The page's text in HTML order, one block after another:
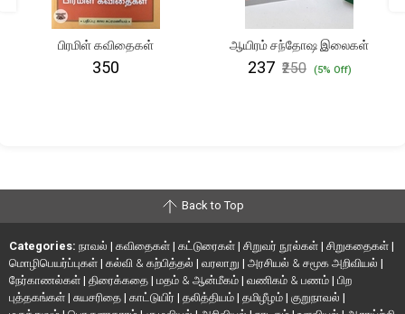
பிரமிள் கவிதைகள்
₹350
ஆயிரம் சந்தோஷ இலைகள்
₹237 ₹250 (5% Off)
Back to Top
Categories: நாவல் | கவிதைகள் | கட்டுரைகள் | சிறுவர் நூல்கள் | சிறுகதைகள் |
மொழிபெயர்ப்புகள் | கல்வி & கற்பித்தல் | வரலாறு | அரசியல் & சமூக அறிவியல் |
நேர்காணல்கள் | திரைக்கதை | மதம் & ஆன்மீகம் | வணிகம் & பணம் | பிற
புத்தகங்கள் | சுயசரிதை | காட்டுயிர் | தலித்தியம் | தமிழீழம் | குறுநாவல் |